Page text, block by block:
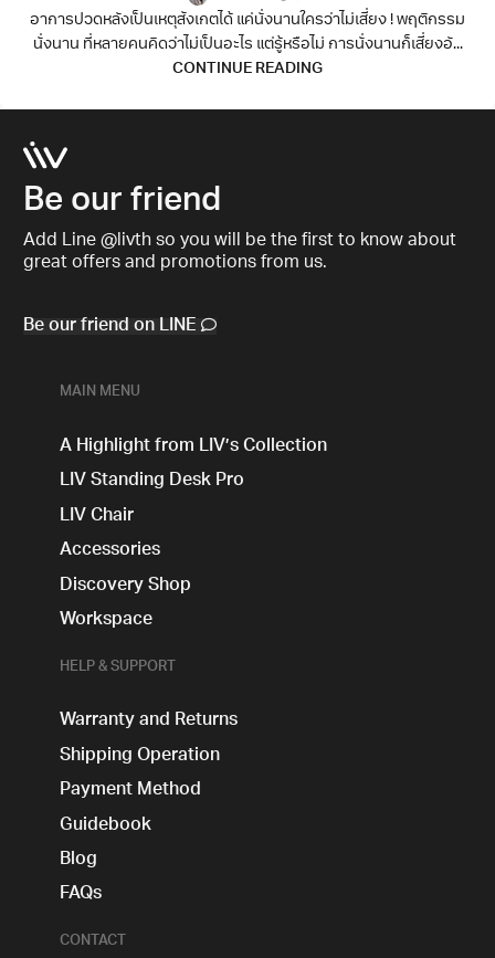
อาการปวดหลังเป็นเหตุสังเกตได้ แค่นั่งนานใครว่าไม่เสี่ยง ! พฤติกรรม
นั่งนาน ที่หลายคนคิดว่าไม่เป็นอะไร แต่รู้หรือไม่ การนั่งนานก็เสี่ยงอั...
CONTINUE READING
Be our friend
Add Line @livth so you will be the first to know about
great offers and promotions from us.
Be our friend on LINE
MAIN MENU
A Highlight from LIV’s Collection
LIV Standing Desk​ Pro
LIV Chair
Accessories
Discovery Shop
Workspace
HELP & SUPPORT
Warranty and Returns
Shipping Operation
Payment Method
Guidebook
Blog
FAQs
CONTACT